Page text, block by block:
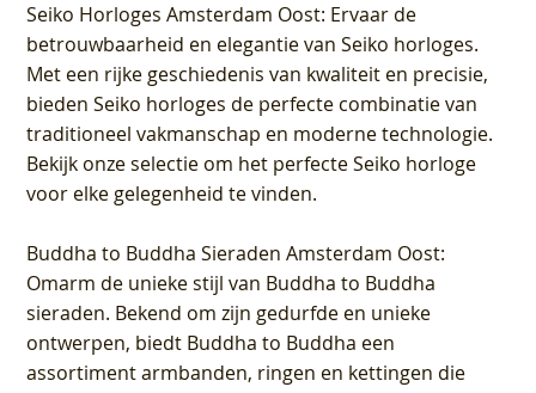
Seiko Horloges Amsterdam Oost: Ervaar de
betrouwbaarheid en elegantie van Seiko horloges.
Met een rijke geschiedenis van kwaliteit en precisie,
bieden Seiko horloges de perfecte combinatie van
traditioneel vakmanschap en moderne technologie.
Bekijk onze selectie om het perfecte Seiko horloge
voor elke gelegenheid te vinden.
Buddha to Buddha Sieraden Amsterdam Oost:
Omarm de unieke stijl van Buddha to Buddha
sieraden. Bekend om zijn gedurfde en unieke
ontwerpen, biedt Buddha to Buddha een
assortiment armbanden, ringen en kettingen die